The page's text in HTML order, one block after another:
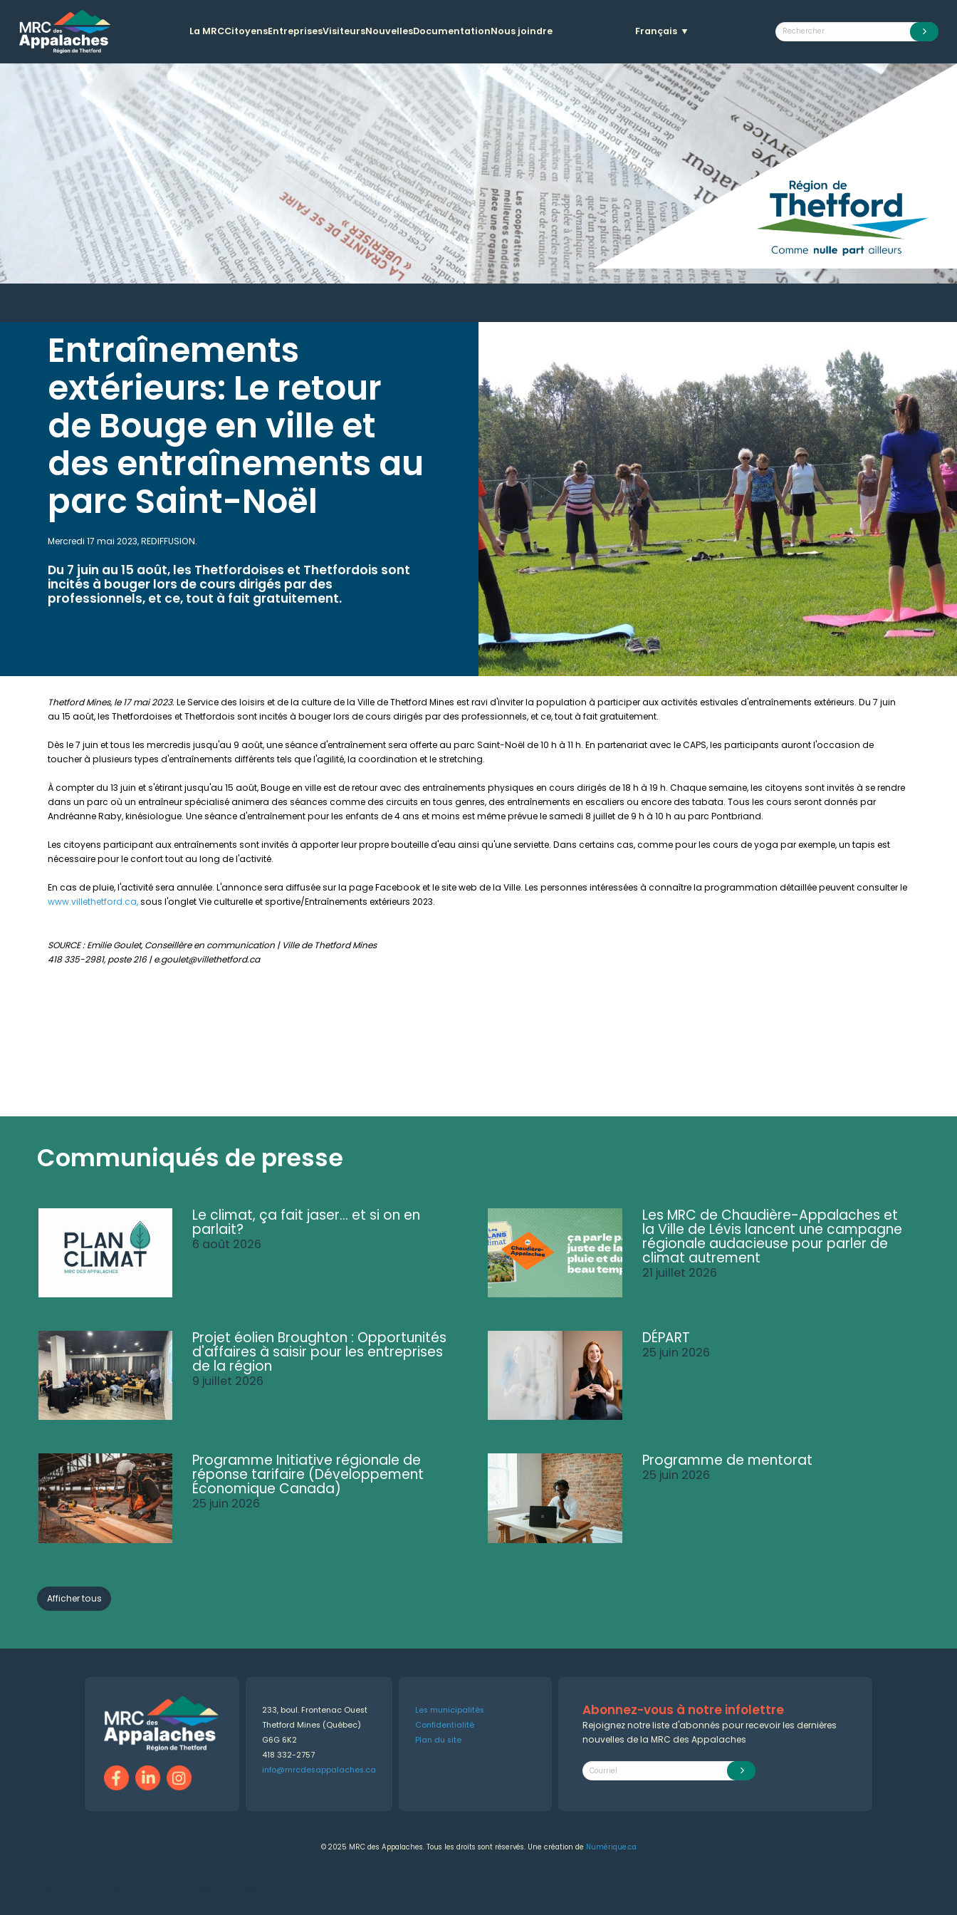
La MRCCitoyensEntreprisesVisiteursNouvellesDocumentationNous joindre Français ▼
Entraînements
extérieurs: Le retour
de Bouge en ville et
des entraînements au
parc Saint-Noël
Mercredi 17 mai 2023, REDIFFUSION.
Du 7 juin au 15 août, les Thetfordoises et Thetfordois sont
incités à bouger lors de cours dirigés par des
professionnels, et ce, tout à fait gratuitement.
Thetford Mines, le 17 mai 2023. Le Service des loisirs et de la culture de la Ville de Thetford Mines est ravi d'inviter la population à participer aux activités estivales d'entraînements extérieurs. Du 7 juin
au 15 août, les Thetfordoises et Thetfordois sont incités à bouger lors de cours dirigés par des professionnels, et ce, tout à fait gratuitement.
Dès le 7 juin et tous les mercredis jusqu'au 9 août, une séance d'entraînement sera offerte au parc Saint-Noël de 10 h à 11 h. En partenariat avec le CAPS, les participants auront l'occasion de
toucher à plusieurs types d'entraînements différents tels que l'agilité, la coordination et le stretching.
À compter du 13 juin et s'étirant jusqu'au 15 août, Bouge en ville est de retour avec des entraînements physiques en cours dirigés de 18 h à 19 h. Chaque semaine, les citoyens sont invités à se rendre
dans un parc où un entraîneur spécialisé animera des séances comme des circuits en tous genres, des entraînements en escaliers ou encore des tabata. Tous les cours seront donnés par
Andréanne Raby, kinésiologue. Une séance d'entraînement pour les enfants de 4 ans et moins est même prévue le samedi 8 juillet de 9 h à 10 h au parc Pontbriand.
Les citoyens participant aux entraînements sont invités à apporter leur propre bouteille d'eau ainsi qu'une serviette. Dans certains cas, comme pour les cours de yoga par exemple, un tapis est
nécessaire pour le confort tout au long de l'activité.
En cas de pluie, l'activité sera annulée. L'annonce sera diffusée sur la page Facebook et le site web de la Ville. Les personnes intéressées à connaître la programmation détaillée peuvent consulter le
www.villethetford.ca,sous l'onglet Vie culturelle et sportive/Entraînements extérieurs 2023.
SOURCE : Emilie Goulet, Conseillère en communication | Ville de Thetford Mines
418 335-2981, poste 216 | e.goulet@villethetford.ca
Communiqués de presse
Le climat, ça fait jaser... et si on en
parlait?
6 août 2026
Les MRC de Chaudière-Appalaches et
la Ville de Lévis lancent une campagne
régionale audacieuse pour parler de
climat autrement
21 juillet 2026
Projet éolien Broughton : Opportunités
d'affaires à saisir pour les entreprises
de la région
9 juillet 2026
DÉPART
25 juin 2026
Programme Initiative régionale de
réponse tarifaire (Développement
Économique Canada)
25 juin 2026
Programme de mentorat
25 juin 2026
Afficher tous
233, boul. Frontenac Ouest
Thetford Mines (Québec)
G6G 6K2
418 332-2757
info@mrcdesappalaches.ca
Les municipalités
Confidentialité
Plan du site
Abonnez-vous à notre infolettre
Rejoignez notre liste d'abonnés pour recevoir les dernières
nouvelles de la MRC des Appalaches
© 2025 MRC des Appalaches. Tous les droits sont réservés. Une création de Numérique.ca